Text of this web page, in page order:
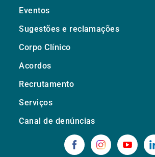
Eventos
Sugestões e reclamações
Corpo Clínico
Acordos
Recrutamento
Serviços
Canal de denúncias